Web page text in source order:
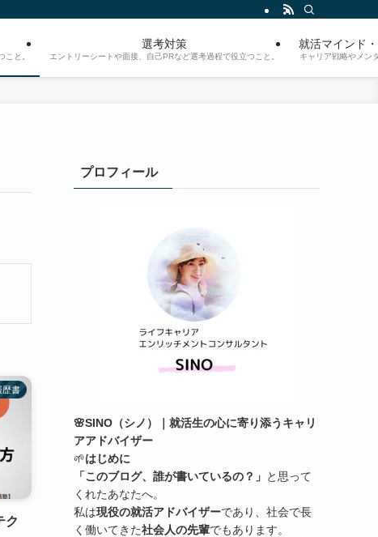
こと。
選考対策
エントリーシートや面接、自己PRなど選考過程で役立つこと。
就活マインド
キャリア戦略やメン
歴書
ク
プロフィール
🌸SINO（シノ）｜就活生の心に寄り添うキャリ
アアドバイザー
🌱はじめに
「このブログ、誰が書いているの？」 と思って
くれたあなたへ。
私は現役の就活アドバイザーであり、社会で長
く働いてきた社会人の先輩でもあります。